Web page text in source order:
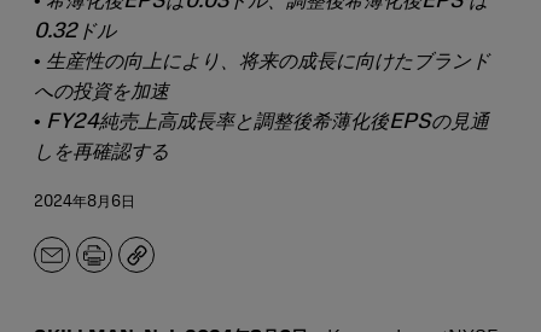
0.32ドル
• 生産性の向上により、将来の成長に向けたブランド
への投資を加速
• FY24純売上高成長率と調整後希薄化後EPSの見通
しを再確認する
2024年8月6日
メ
印
コ